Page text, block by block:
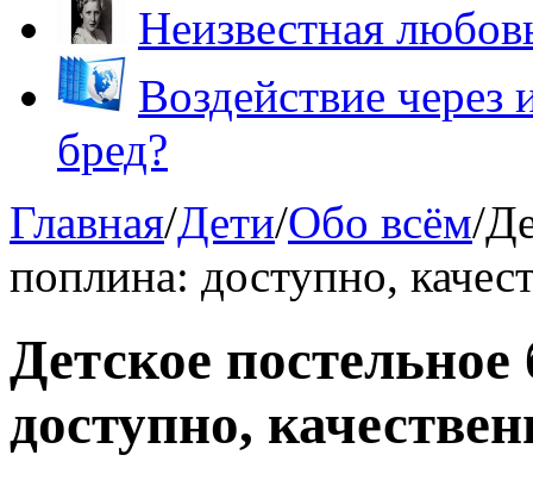
Неизвестная
Воздействие через
бред?
Главная/Дети/Обо всём/
поплина: доступно,
Детское
доступно,